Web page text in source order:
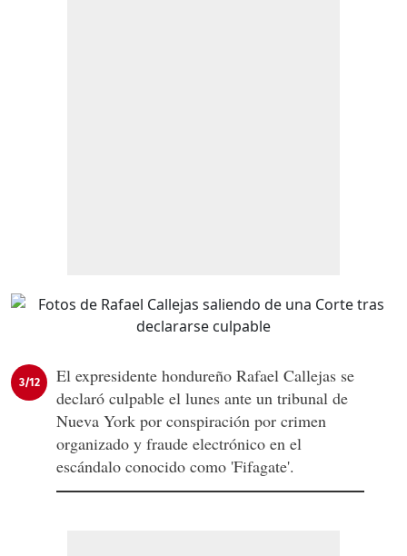
3/12
El expresidente hondureño Rafael Callejas se
declaró culpable el lunes ante un tribunal de
Nueva York por conspiración por crimen
organizado y fraude electrónico en el
escándalo conocido como 'Fifagate'.